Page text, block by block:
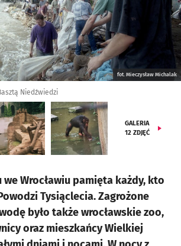
fot. Mieczysław Michalak
Niedźwiedzi
GALERIA
12 ZDJĘĆ
we Wrocławiu pamięta każdy, kto
Tysiąclecia. Zagrożone
było także wrocławskie zoo,
oraz mieszkańcy Wielkiej